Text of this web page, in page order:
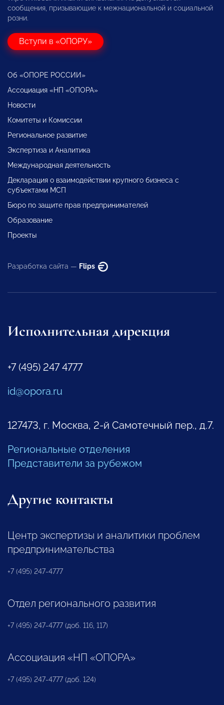
сообщения, призывающие к межнациональной и социальной
розни.
Вступи в «ОПОРУ»
Об «ОПОРЕ РОССИИ»
Ассоциация «НП «ОПОРА»
Новости
Комитеты и Комиссии
Региональное развитие
Экспертиза и Аналитика
Международная деятельность
Декларация о взаимодействии крупного бизнеса с
субъектами МСП
Бюро по защите прав предпринимателей
Образование
Проекты
Разработка сайта — Flips
Исполнительная дирекция
+7 (495) 247 4777
id@opora.ru
127473, г. Москва, 2-й Самотечный пер., д.7.
Региональные отделения
Представители за рубежом
Другие контакты
Центр экспертизы и аналитики проблем
предпринимательства
+7 (495) 247-4777
Отдел регионального развития
+7 (495) 247-4777 (доб. 116, 117)
Ассоциация «НП «ОПОРА»
+7 (495) 247-4777 (доб. 124)